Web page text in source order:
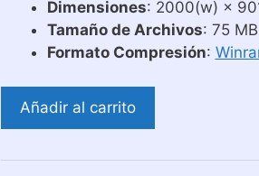
Dimensiones: 2000(w) ×
Tamaño de Archivos: 75 MB
Formato Compresión:
Diseños
para
Añadir al carrito